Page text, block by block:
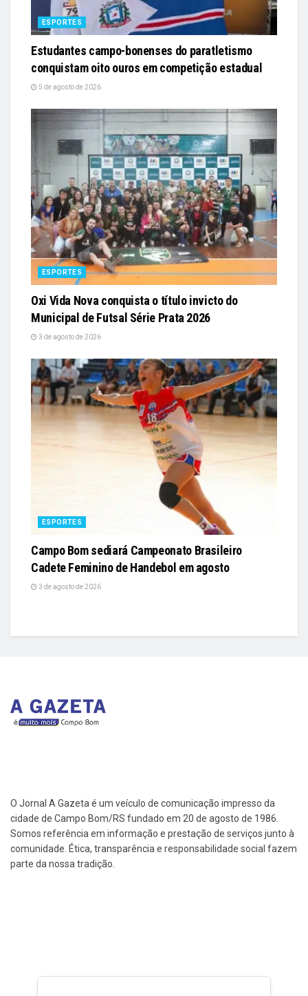
ESPORTES
Estudantes campo-bonenses do paratletismo
conquistam oito ouros em competição estadual
5 de agosto de 2026
ESPORTES
Oxi Vida Nova conquista o título invicto do
Municipal de Futsal Série Prata 2026
3 de agosto de 2026
ESPORTES
Campo Bom sediará Campeonato Brasileiro
Cadete Feminino de Handebol em agosto
3 de agosto de 2026
O Jornal A Gazeta é um veículo de comunicação impresso da
cidade de Campo Bom/RS fundado em 20 de agosto de 1986.
Somos referência em informação e prestação de serviços junto à
comunidade. Ética, transparência e responsabilidade social fazem
parte da nossa tradição.